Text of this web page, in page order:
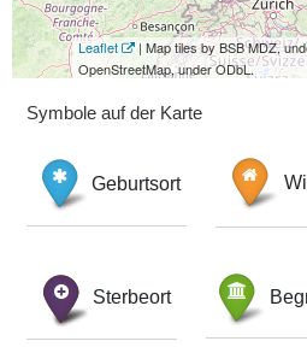
Leaflet
| Map tiles by BSB MDZ,
OpenStreetMap, under ODbL.
Symbole auf der Karte
Geburtsort
Sterbeort